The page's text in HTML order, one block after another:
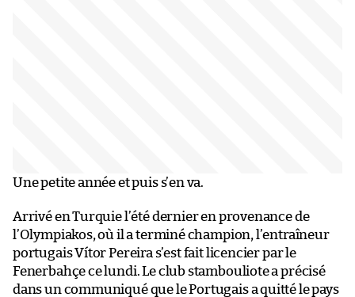
Une petite année et puis s’en va.
Arrivé en Turquie l’été dernier en provenance de
l’Olympiakos, où il a terminé champion, l’entraîneur
portugais Vítor Pereira s’est fait licencier par le
Fenerbahçe ce lundi. Le club stambouliote a précisé
dans un communiqué que le Portugais a quitté le pays